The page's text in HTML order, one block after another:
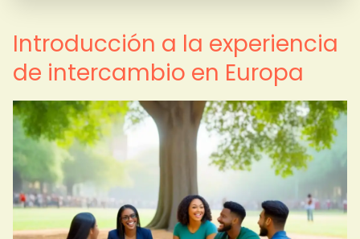
Introducción a la experiencia
de intercambio en Europa